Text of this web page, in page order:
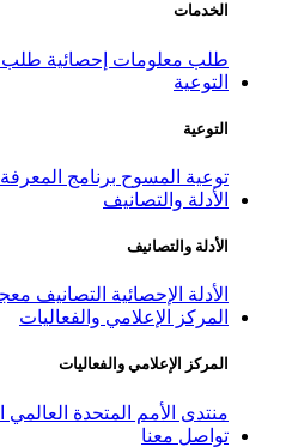
الخدمات
طلب معلومات إحصائية طلب
التوعية
التوعية
توعية المسوح برنامج
الأدلة والتصانيف
الأدلة والتصانيف
الأدلة الإحصائية التصانيف
المركز الإعلامي والفعاليات
المركز الإعلامي والفعاليات
منتدى الأمم المتحدة العالمي
تواصل معنا